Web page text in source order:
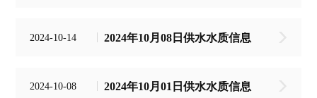
2024-10-14 2024年10月08日供水水质信息
2024-10-08 2024年10月01日供水水质信息